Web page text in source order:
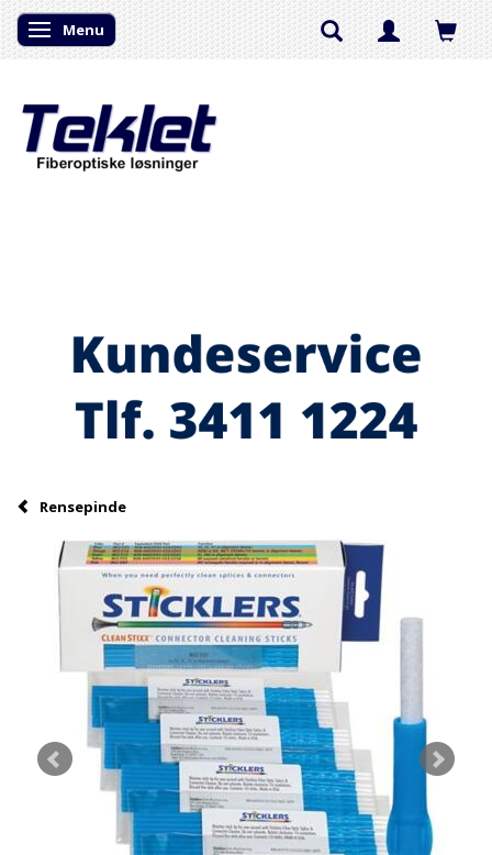
Skifte navigation
Menu
Rensepinde